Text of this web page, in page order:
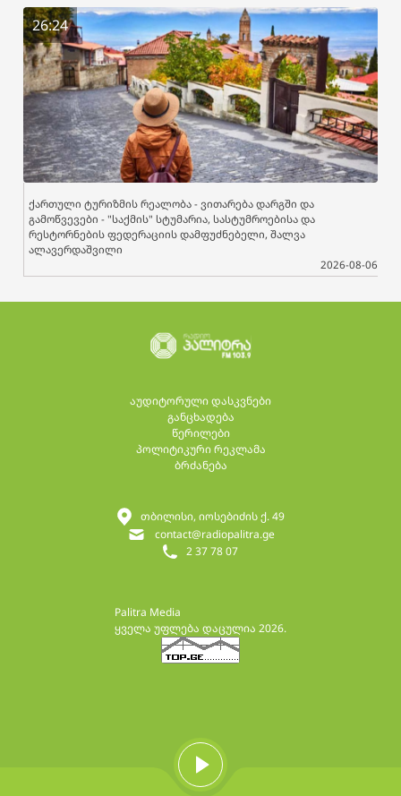
26:24
ქართული ტურიზმის რეალობა - ვითარება დარგში და
გამოწვევები - "საქმის" სტუმარია, სასტუმროებისა და
რესტორნების ფედერაციის დამფუძნებელი, შალვა
ალავერდაშვილი
2026-08-06
აუდიტორული დასკვნები
განცხადება
წერილები
პოლიტიკური რეკლამა
ბრძანება
Palitra Media
ყველა უფლება დაცულია 2026.
2 37 78 07
contact@radiopalitra.ge
თბილისი, იოსებიძის ქ. 49